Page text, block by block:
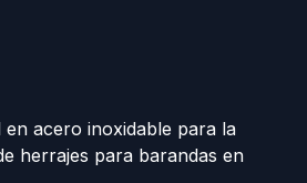
acero inoxidable para la
herrajes para barandas en